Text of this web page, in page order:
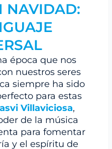
NAVIDAD:
época que nos
nuestros seres
siempre ha sido
para estas
Villaviciosa,
de la música
para fomentar
y el espíritu de